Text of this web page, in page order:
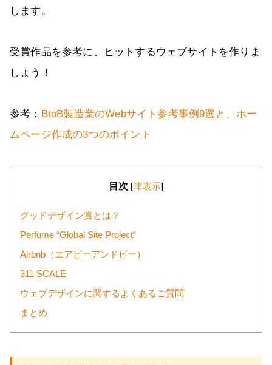
します。
受賞作品を参考に、ヒットするウェブサイトを作りま
しょう！
参考： BtoB製造業のWebサイト参考事例9選と、ホー
ムページ作成の3つのポイント
目次 [非表示]
グッドデザイン賞とは？
Perfume “Global Site Project”
Airbnb（エアビーアンドビー）
311 SCALE
ウェブデザインに関するよくあるご質問
まとめ